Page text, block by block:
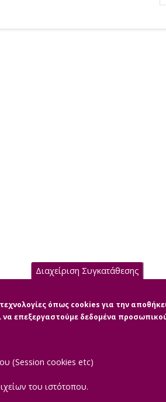
Powered byReasonableGraph.org
Διαχείριση Συγκατάθεσης
όπως cookies για την
να επεξεργαστούμε δεδομένα
(Session cookies etc)
του ιστότοπου.